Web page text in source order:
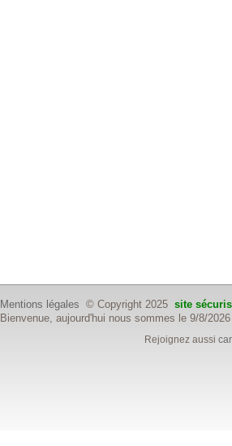
Mentions légales © Copyright 2025 site
Bienvenue, aujourd'hui nous sommes le 9/8/2026
Rejoignez aussi